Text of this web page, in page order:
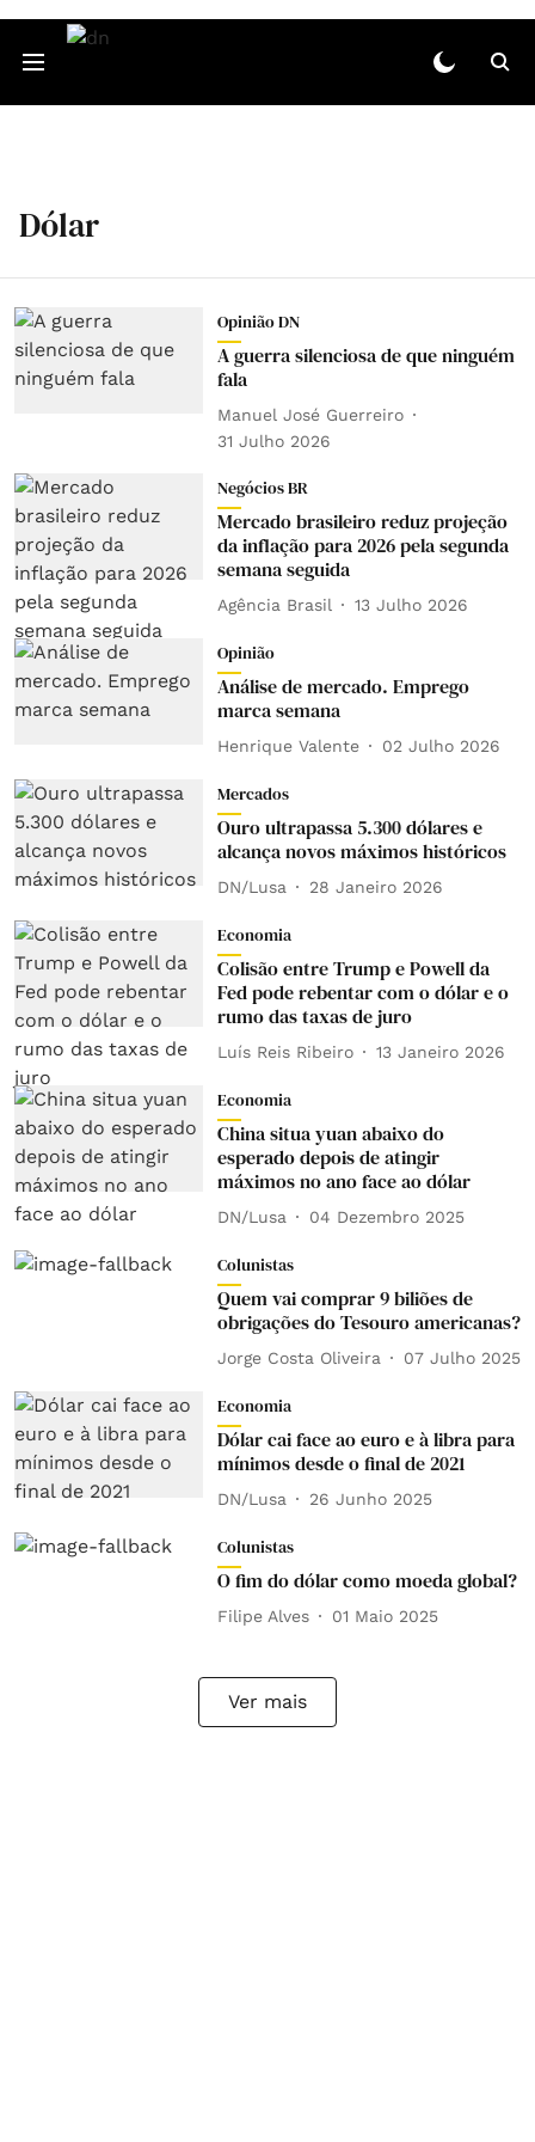
Dólar
Opinião DN
A guerra silenciosa de que ninguém
fala
Manuel José Guerreiro
31 Julho 2026
Negócios BR
Mercado brasileiro reduz projeção
da inflação para 2026 pela segunda
semana seguida
Agência Brasil 13 Julho 2026
Opinião
Análise de mercado. Emprego
marca semana
Henrique Valente 02 Julho 2026
Mercados
Ouro ultrapassa 5.300 dólares e
alcança novos máximos históricos
DN/Lusa 28 Janeiro 2026
Economia
Colisão entre Trump e Powell da
Fed pode rebentar com o dólar e o
rumo das taxas de juro
Luís Reis Ribeiro 13 Janeiro 2026
Economia
China situa yuan abaixo do
esperado depois de atingir
máximos no ano face ao dólar
DN/Lusa 04 Dezembro 2025
Colunistas
Quem vai comprar 9 biliões de
obrigações do Tesouro americanas?
Jorge Costa Oliveira 07 Julho 2025
Economia
Dólar cai face ao euro e à libra para
mínimos desde o final de 2021
DN/Lusa 26 Junho 2025
Colunistas
O fim do dólar como moeda global?
Filipe Alves 01 Maio 2025
Ver mais